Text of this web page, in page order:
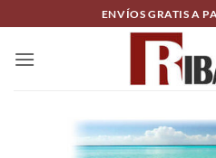
to
content
ENVÍOS GRATIS A